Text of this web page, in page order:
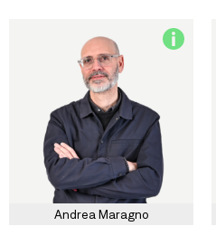
Andrea Maragno